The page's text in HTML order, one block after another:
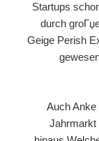
Startups
durch
Geige Perish
Auch Anke
Jahrmarkt